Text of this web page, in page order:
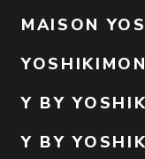
MAISON
Y BY
Y BY